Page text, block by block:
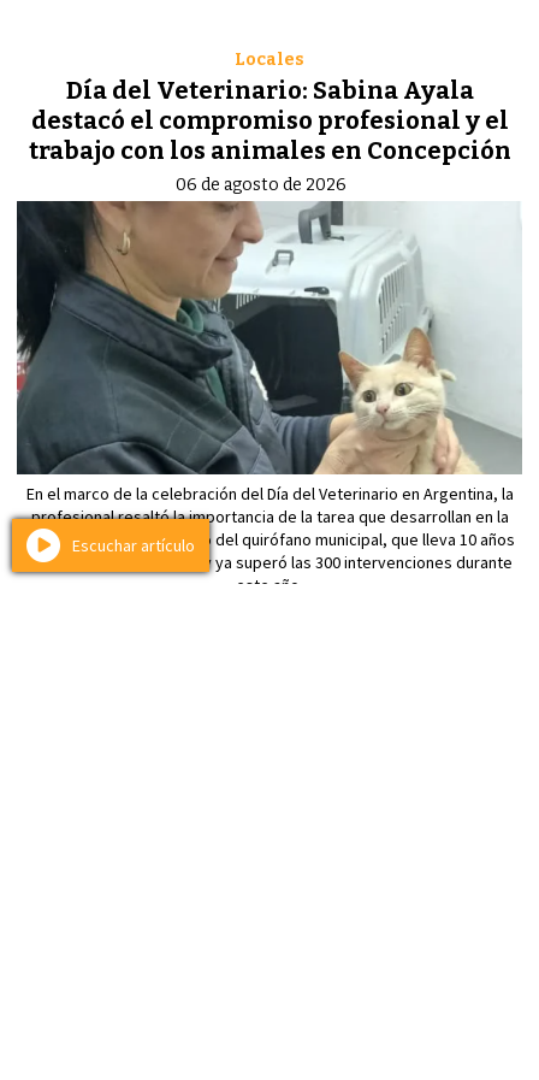
Día del Veterinario: Sabina Ayala
destacó el compromiso profesional y el
trabajo con los animales en Concepción
Locales
06 de agosto de 2026
En el marco de la celebración del Día del Veterinario en Argentina, la
profesional resaltó la importancia de la tarea que desarrollan en la
ciudad y repasó el trabajo del quirófano municipal, que lleva 10 años
realizando castraciones y ya superó las 300 intervenciones durante
este año.
Escuchar artículo